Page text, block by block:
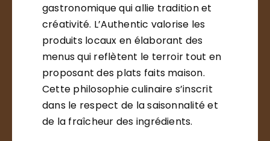
gastronomique qui allie tradition et
créativité. L’Authentic valorise les
produits locaux en élaborant des
menus qui reflètent le terroir tout en
proposant des plats faits maison.
Cette philosophie culinaire s’inscrit
dans le respect de la saisonnalité et
de la fraîcheur des ingrédients.